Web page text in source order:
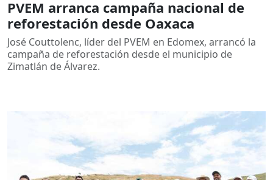
PVEM arranca campaña nacional de
reforestación desde Oaxaca
José Couttolenc, líder del PVEM en Edomex, arrancó la
campaña de reforestación desde el municipio de
Zimatlán de Álvarez.